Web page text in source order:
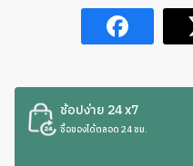
ช้อปง่าย 24 x7
ซื้อของได้ตลอด 24 ชม.